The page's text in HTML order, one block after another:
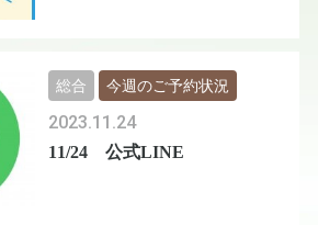
11/24 公式LINE
2023.11.24
総合 今週のご予約状況